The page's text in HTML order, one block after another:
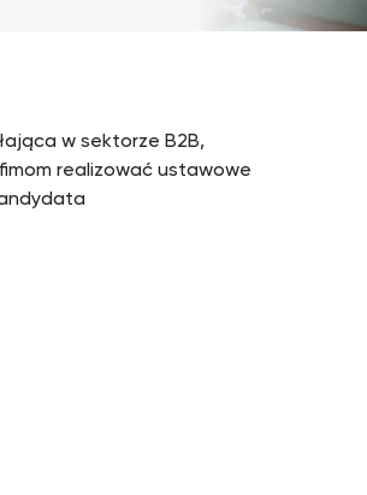
w sektorze B2B,
realizować ustawowe